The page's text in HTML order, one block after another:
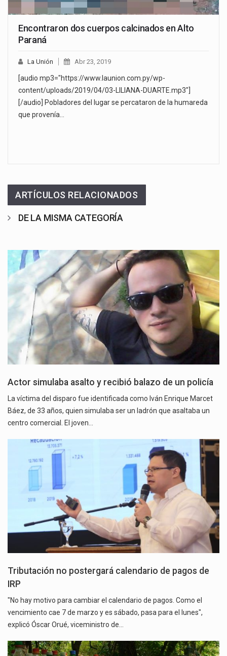
Encontraron dos cuerpos calcinados en Alto
Paraná
La Unión Abr 23, 2019
[audio mp3="https://www.launion.com.py/wp-
content/uploads/2019/04/03-LILIANA-DUARTE.mp3"]
[/audio] Pobladores del lugar se percataron de la humareda
que provenía…
ARTÍCULOS RELACIONADOS
DE LA MISMA CATEGORÍA
Actor simulaba asalto y recibió balazo de un policía
La víctima del disparo fue identificada como Iván Enrique Marcet
Báez, de 33 años, quien simulaba ser un ladrón que asaltaba un
centro comercial. El joven…
Tributación no postergará calendario de pagos de
IRP
"No hay motivo para cambiar el calendario de pagos. Como el
vencimiento cae 7 de marzo y es sábado, pasa para el lunes",
explicó Óscar Orué, viceministro de…